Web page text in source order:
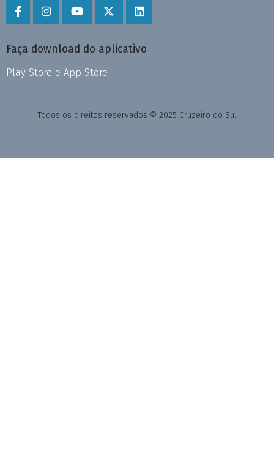
Faça download do aplicativo
Play Store e App Store
Todos os direitos reservados © 2025 Cruzeiro do Sul